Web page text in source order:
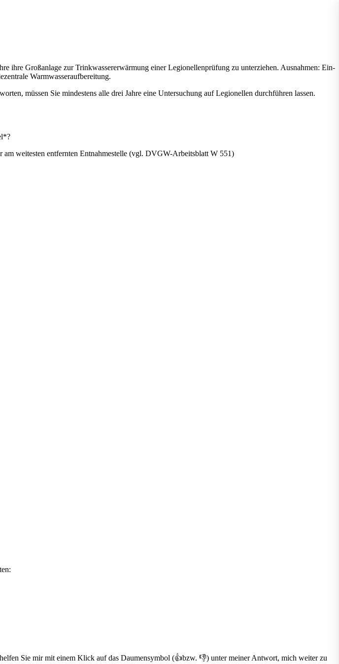
ihre Großanlage zur Trinkwassererwärmung einer Legionellenprüfung zu unterziehen. Ausnahmen: Ein-
Warmwasseraufbereitung.
müssen Sie mindestens alle drei Jahre eine Untersuchung auf Legionellen durchführen lassen.
weitesten entfernten Entnahmestelle (vgl. DVGW-Arbeitsblatt W 551)
Sie mir mit einem Klick auf das Daumensymbol (👍bzw. 👎) unter meiner Antwort, mich weiter zu